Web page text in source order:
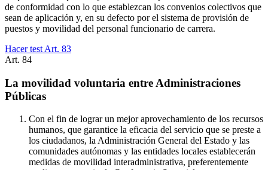
de conformidad con lo que establezcan los convenios colectivos que
sean de aplicación y, en su defecto por el sistema de provisión de
puestos y movilidad del personal funcionario de carrera.
Hacer test Art. 83
Art. 84
La movilidad voluntaria entre Administraciones
Públicas
Con el fin de lograr un mejor aprovechamiento de los recursos
humanos, que garantice la eficacia del servicio que se preste a
los ciudadanos, la Administración General del Estado y las
comunidades autónomas y las entidades locales establecerán
medidas de movilidad interadministrativa, preferentemente